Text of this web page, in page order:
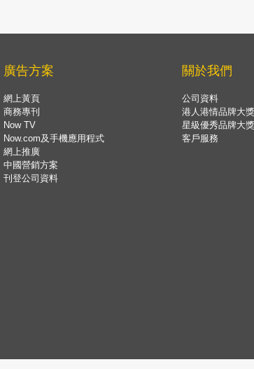
廣告方案
網上黃頁
商務專刊
Now TV
Now.com及手機應用程式
網上推廣
中國營銷方案
刊登公司資料
關於我們
公司資料
港人港情品牌大獎
星級優秀品牌大獎
客戶服務